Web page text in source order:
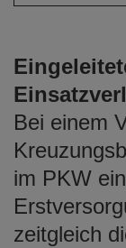
Bei einem
im PKW
zeitgleich